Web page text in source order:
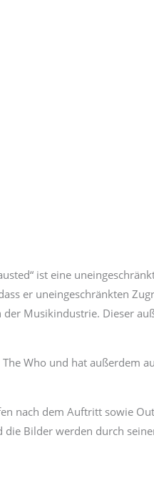
ist eine
er uneingeschränkten
Musikindustrie. Dieser
Who und hat außerdem
nach dem Auftritt sowie
Bilder werden durch